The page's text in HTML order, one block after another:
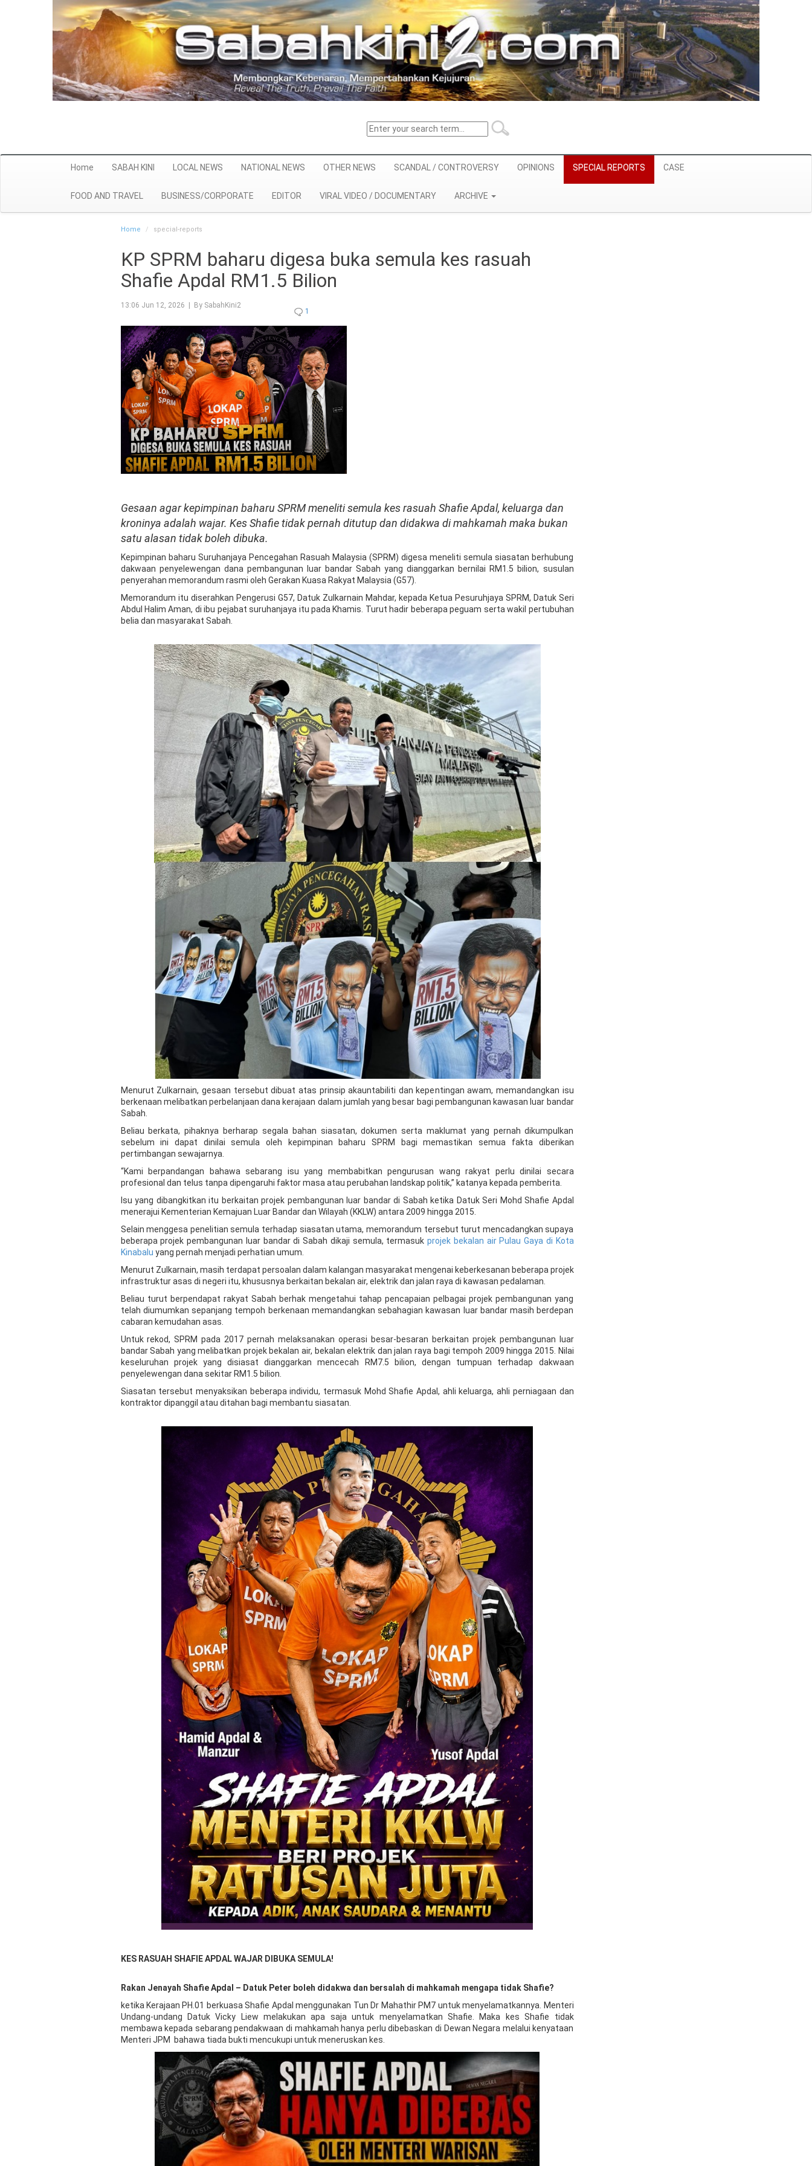
Home SABAH KINI LOCAL NEWS NATIONAL NEWS OTHER NEWS SCANDAL / CONTROVERSY OPINIONS SPECIAL REPORTS CASE
FOOD AND TRAVEL BUSINESS/CORPORATE EDITOR VIRAL VIDEO / DOCUMENTARY ARCHIVE
Home special-reports
KP SPRM baharu digesa buka semula kes rasuah
Shafie Apdal RM1.5 Bilion
13:06 Jun 12, 2026 | By SabahKini2
1
Gesaan agar kepimpinan baharu SPRM meneliti semula kes rasuah Shafie Apdal, keluarga dan
kroninya adalah wajar. Kes Shafie tidak pernah ditutup dan didakwa di mahkamah maka bukan
satu alasan tidak boleh dibuka.
Kepimpinan baharu Suruhanjaya Pencegahan Rasuah Malaysia (SPRM) digesa meneliti semula siasatan berhubung
dakwaan penyelewengan dana pembangunan luar bandar Sabah yang dianggarkan bernilai RM1.5 bilion, susulan
penyerahan memorandum rasmi oleh Gerakan Kuasa Rakyat Malaysia (G57).
Memorandum itu diserahkan Pengerusi G57, Datuk Zulkarnain Mahdar, kepada Ketua Pesuruhjaya SPRM, Datuk Seri
Abdul Halim Aman, di ibu pejabat suruhanjaya itu pada Khamis. Turut hadir beberapa peguam serta wakil pertubuhan
belia dan masyarakat Sabah.
Menurut Zulkarnain, gesaan tersebut dibuat atas prinsip akauntabiliti dan kepentingan awam, memandangkan isu
berkenaan melibatkan perbelanjaan dana kerajaan dalam jumlah yang besar bagi pembangunan kawasan luar bandar
Sabah.
Beliau berkata, pihaknya berharap segala bahan siasatan, dokumen serta maklumat yang pernah dikumpulkan
sebelum ini dapat dinilai semula oleh kepimpinan baharu SPRM bagi memastikan semua fakta diberikan
pertimbangan sewajarnya.
“Kami berpandangan bahawa sebarang isu yang membabitkan pengurusan wang rakyat perlu dinilai secara
profesional dan telus tanpa dipengaruhi faktor masa atau perubahan landskap politik,” katanya kepada pemberita.
Isu yang dibangkitkan itu berkaitan projek pembangunan luar bandar di Sabah ketika Datuk Seri Mohd Shafie Apdal
menerajui Kementerian Kemajuan Luar Bandar dan Wilayah (KKLW) antara 2009 hingga 2015.
Selain menggesa penelitian semula terhadap siasatan utama, memorandum tersebut turut mencadangkan supaya
beberapa projek pembangunan luar bandar di Sabah dikaji semula, termasuk projek bekalan air Pulau Gaya di Kota
Kinabalu yang pernah menjadi perhatian umum.
Menurut Zulkarnain, masih terdapat persoalan dalam kalangan masyarakat mengenai keberkesanan beberapa projek
infrastruktur asas di negeri itu, khususnya berkaitan bekalan air, elektrik dan jalan raya di kawasan pedalaman.
Beliau turut berpendapat rakyat Sabah berhak mengetahui tahap pencapaian pelbagai projek pembangunan yang
telah diumumkan sepanjang tempoh berkenaan memandangkan sebahagian kawasan luar bandar masih berdepan
cabaran kemudahan asas.
Untuk rekod, SPRM pada 2017 pernah melaksanakan operasi besar-besaran berkaitan projek pembangunan luar
bandar Sabah yang melibatkan projek bekalan air, bekalan elektrik dan jalan raya bagi tempoh 2009 hingga 2015. Nilai
keseluruhan projek yang disiasat dianggarkan mencecah RM7.5 bilion, dengan tumpuan terhadap dakwaan
penyelewengan dana sekitar RM1.5 bilion.
Siasatan tersebut menyaksikan beberapa individu, termasuk Mohd Shafie Apdal, ahli keluarga, ahli perniagaan dan
kontraktor dipanggil atau ditahan bagi membantu siasatan.
KES RASUAH SHAFIE APDAL WAJAR DIBUKA SEMULA!
Rakan Jenayah Shafie Apdal – Datuk Peter boleh didakwa dan bersalah di mahkamah mengapa tidak Shafie?
ketika Kerajaan PH.01 berkuasa Shafie Apdal menggunakan Tun Dr Mahathir PM7 untuk menyelamatkannya. Menteri
Undang-undang Datuk Vicky Liew melakukan apa saja untuk menyelamatkan Shafie. Maka kes Shafie tidak
membawa kepada sebarang pendakwaan di mahkamah hanya perlu dibebaskan di Dewan Negara melalui kenyataan
Menteri JPM bahawa tiada bukti mencukupi untuk meneruskan kes.